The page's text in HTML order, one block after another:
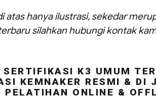
atas hanya ilustrasi, sekedar
silahkan hubungi kontak
SERTIFIKASI K3 UMUM
KEMNAKER RESMI & DI
PELATIHAN ONLINE &